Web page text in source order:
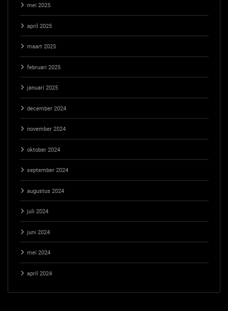
mei 2025
april 2025
maart 2025
februari 2025
januari 2025
december 2024
november 2024
oktober 2024
september 2024
augustus 2024
juli 2024
juni 2024
mei 2024
april 2024